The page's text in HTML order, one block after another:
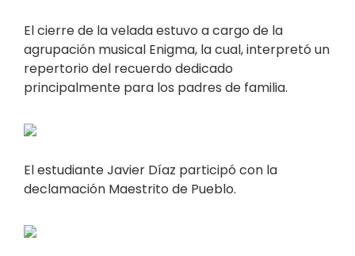
El cierre de la velada estuvo a cargo de la
agrupación musical Enigma, la cual, interpretó un
repertorio del recuerdo dedicado
principalmente para los padres de familia.
El estudiante Javier Díaz participó con la
declamación Maestrito de Pueblo.